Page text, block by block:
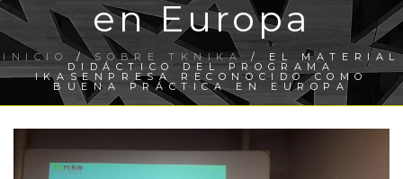
en Europa
INICIO /SOBRE TKNIKA / EL MATERIAL
DIDÁCTICO DEL PROGRAMA
IKASENPRESA RECONOCIDO COMO
BUENA PRÁCTICA EN EUROPA